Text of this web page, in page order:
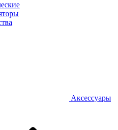
Аксессуары